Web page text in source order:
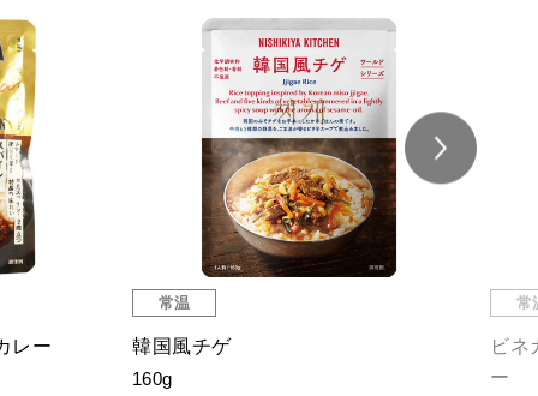
レー
常温
韓国風チゲ
160g
常
ビネ
ー